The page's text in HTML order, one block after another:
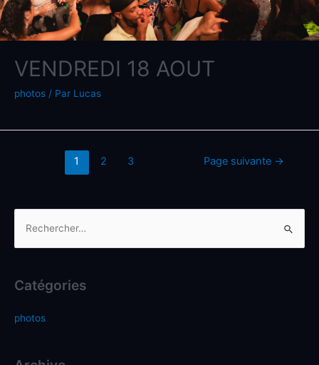
VENDREDI 18 AOUT
photos / Par Lucas
1 2 3 Page suivante →
Catégories
photos